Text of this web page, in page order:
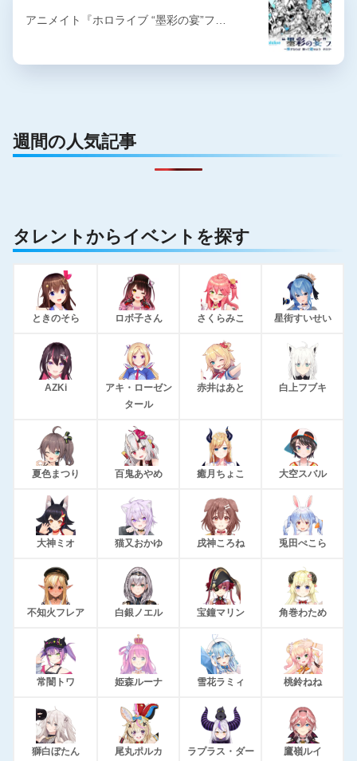
アニメイト『ホロライブ “墨彩の宴”フ…
週間の人気記事
タレントからイベントを探す
ときのそら ロボ子さん さくらみこ 星街すいせい
AZKi
アキ・ローゼン
タール
赤井はあと 白上フブキ
夏色まつり 百鬼あやめ 癒月ちょこ 大空スバル
大神ミオ 猫又おかゆ 戌神ころね 兎田ぺこら
不知火フレア 白銀ノエル 宝鐘マリン 角巻わため
常闇トワ 姫森ルーナ 雪花ラミィ 桃鈴ねね
獅白ぼたん 尾丸ポルカ
ラプラス・ダー
鷹嶺ルイ